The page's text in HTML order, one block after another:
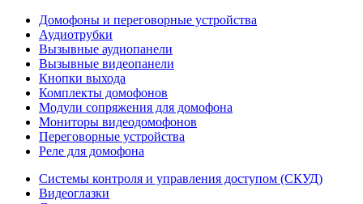
Домофоны и переговорные устройства
Аудиотрубки
Вызывные аудиопанели
Вызывные видеопанели
Кнопки выхода
Комплекты домофонов
Модули сопряжения для домофона
Мониторы видеодомофонов
Переговорные устройства
Реле для домофона
Системы контроля и управления доступом (СКУД)
Видеоглазки